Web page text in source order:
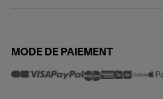
MODE DE PAIEMENT